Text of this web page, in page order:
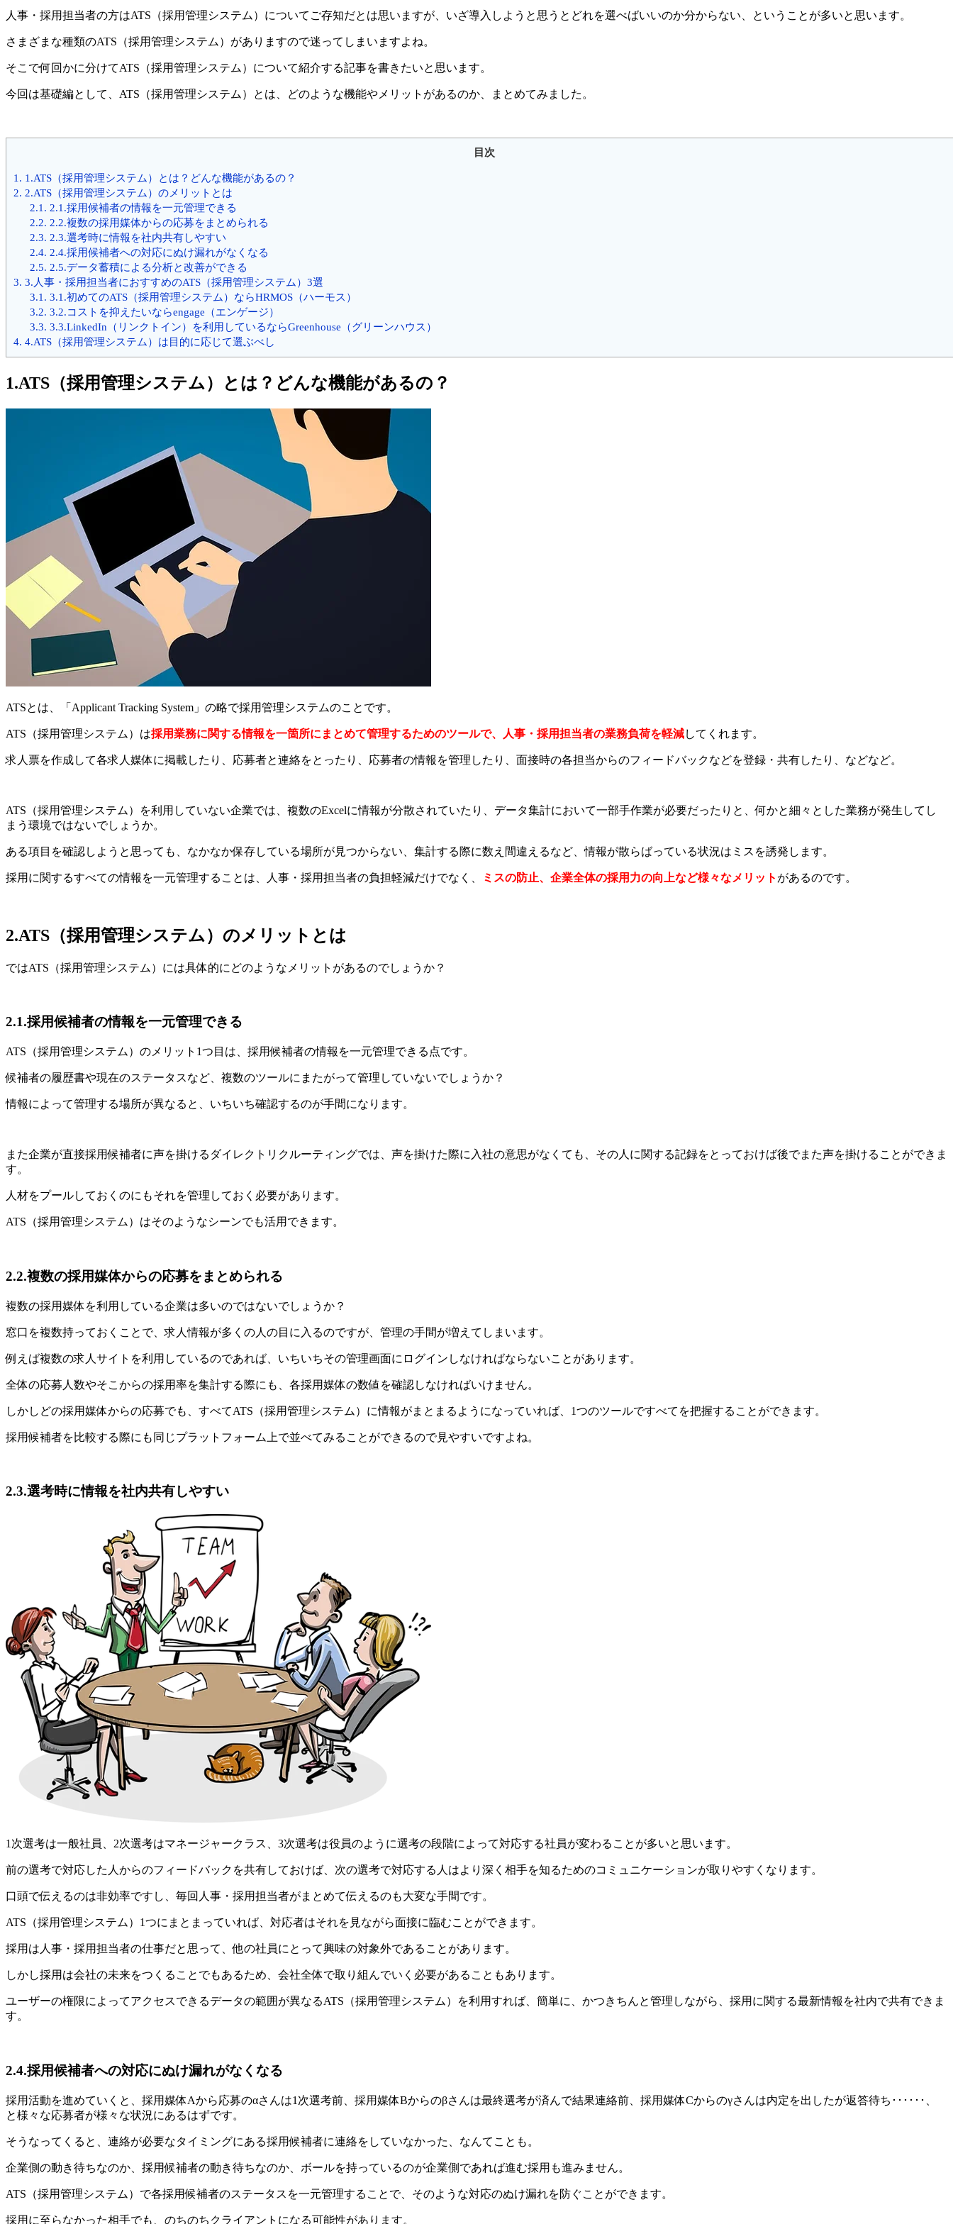
人事・採用担当者の方はATS（採用管理システム）についてご存知だとは思いますが、いざ導入しようと思うとどれを選べばいいのか分からない、ということが多いと思います。
さまざまな種類のATS（採用管理システム）がありますので迷ってしまいますよね。
そこで何回かに分けてATS（採用管理システム）について紹介する記事を書きたいと思います。
今回は基礎編として、ATS（採用管理システム）とは、どのような機能やメリットがあるのか、まとめてみました。
目次
1. 1.ATS（採用管理システム）とは？どんな機能があるの？
2. 2.ATS（採用管理システム）のメリットとは
2.1. 2.1.採用候補者の情報を一元管理できる
2.2. 2.2.複数の採用媒体からの応募をまとめられる
2.3. 2.3.選考時に情報を社内共有しやすい
2.4. 2.4.採用候補者への対応にぬけ漏れがなくなる
2.5. 2.5.データ蓄積による分析と改善ができる
3. 3.人事・採用担当者におすすめのATS（採用管理システム）3選
3.1. 3.1.初めてのATS（採用管理システム）ならHRMOS（ハーモス）
3.2. 3.2.コストを抑えたいならengage（エンゲージ）
3.3. 3.3.LinkedIn（リンクトイン）を利用しているならGreenhouse（グリーンハウス）
4. 4.ATS（採用管理システム）は目的に応じて選ぶべし
1.ATS（採用管理システム）とは？どんな機能があるの？
ATSとは、「Applicant Tracking System」の略で採用管理システムのことです。
ATS（採用管理システム）は採用業務に関する情報を一箇所にまとめて管理するためのツールで、人事・採用担当者の業務負荷を軽減してくれます。
求人票を作成して各求人媒体に掲載したり、応募者と連絡をとったり、応募者の情報を管理したり、面接時の各担当からのフィードバックなどを登録・共有したり、などなど。
ATS（採用管理システム）を利用していない企業では、複数のExcelに情報が分散されていたり、データ集計において一部手作業が必要だったりと、何かと細々とした業務が発生してし
まう環境ではないでしょうか。
ある項目を確認しようと思っても、なかなか保存している場所が見つからない、集計する際に数え間違えるなど、情報が散らばっている状況はミスを誘発します。
採用に関するすべての情報を一元管理することは、人事・採用担当者の負担軽減だけでなく、 ミスの防止、企業全体の採用力の向上など様々なメリット があるのです。
2.ATS（採用管理システム）のメリットとは
ではATS（採用管理システム）には具体的にどのようなメリットがあるのでしょうか？
2.1.採用候補者の情報を一元管理できる
ATS（採用管理システム）のメリット1つ目は、採用候補者の情報を一元管理できる点です。
候補者の履歴書や現在のステータスなど、複数のツールにまたがって管理していないでしょうか？
情報によって管理する場所が異なると、いちいち確認するのが手間になります。
また企業が直接採用候補者に声を掛けるダイレクトリクルーティングでは、声を掛けた際に入社の意思がなくても、その人に関する記録をとっておけば後でまた声を掛けることができま
す。
人材をプールしておくのにもそれを管理しておく必要があります。
ATS（採用管理システム）はそのようなシーンでも活用できます。
2.2.複数の採用媒体からの応募をまとめられる
複数の採用媒体を利用している企業は多いのではないでしょうか？
窓口を複数持っておくことで、求人情報が多くの人の目に入るのですが、管理の手間が増えてしまいます。
例えば複数の求人サイトを利用しているのであれば、いちいちその管理画面にログインしなければならないことがあります。
全体の応募人数やそこからの採用率を集計する際にも、各採用媒体の数値を確認しなければいけません。
しかしどの採用媒体からの応募でも、すべてATS（採用管理システム）に情報がまとまるようになっていれば、1つのツールですべてを把握することができます。
採用候補者を比較する際にも同じプラットフォーム上で並べてみることができるので見やすいですよね。
2.3.選考時に情報を社内共有しやすい
1次選考は一般社員、2次選考はマネージャークラス、3次選考は役員のように選考の段階によって対応する社員が変わることが多いと思います。
前の選考で対応した人からのフィードバックを共有しておけば、次の選考で対応する人はより深く相手を知るためのコミュニケーションが取りやすくなります。
口頭で伝えるのは非効率ですし、毎回人事・採用担当者がまとめて伝えるのも大変な手間です。
ATS（採用管理システム）1つにまとまっていれば、対応者はそれを見ながら面接に臨むことができます。
採用は人事・採用担当者の仕事だと思って、他の社員にとって興味の対象外であることがあります。
しかし採用は会社の未来をつくることでもあるため、会社全体で取り組んでいく必要があることもあります。
ユーザーの権限によってアクセスできるデータの範囲が異なるATS（採用管理システム）を利用すれば、簡単に、かつきちんと管理しながら、採用に関する最新情報を社内で共有できま
す。
2.4.採用候補者への対応にぬけ漏れがなくなる
採用活動を進めていくと、採用媒体Aから応募のαさんは1次選考前、採用媒体Bからのβさんは最終選考が済んで結果連絡前、採用媒体Cからのγさんは内定を出したが返答待ち･･････、
と様々な応募者が様々な状況にあるはずです。
そうなってくると、連絡が必要なタイミングにある採用候補者に連絡をしていなかった、なんてことも。
企業側の動き待ちなのか、採用候補者の動き待ちなのか、ボールを持っているのが企業側であれば進む採用も進みません。
ATS（採用管理システム）で各採用候補者のステータスを一元管理することで、そのような対応のぬけ漏れを防ぐことができます。
採用に至らなかった相手でも、のちのちクライアントになる可能性があります。